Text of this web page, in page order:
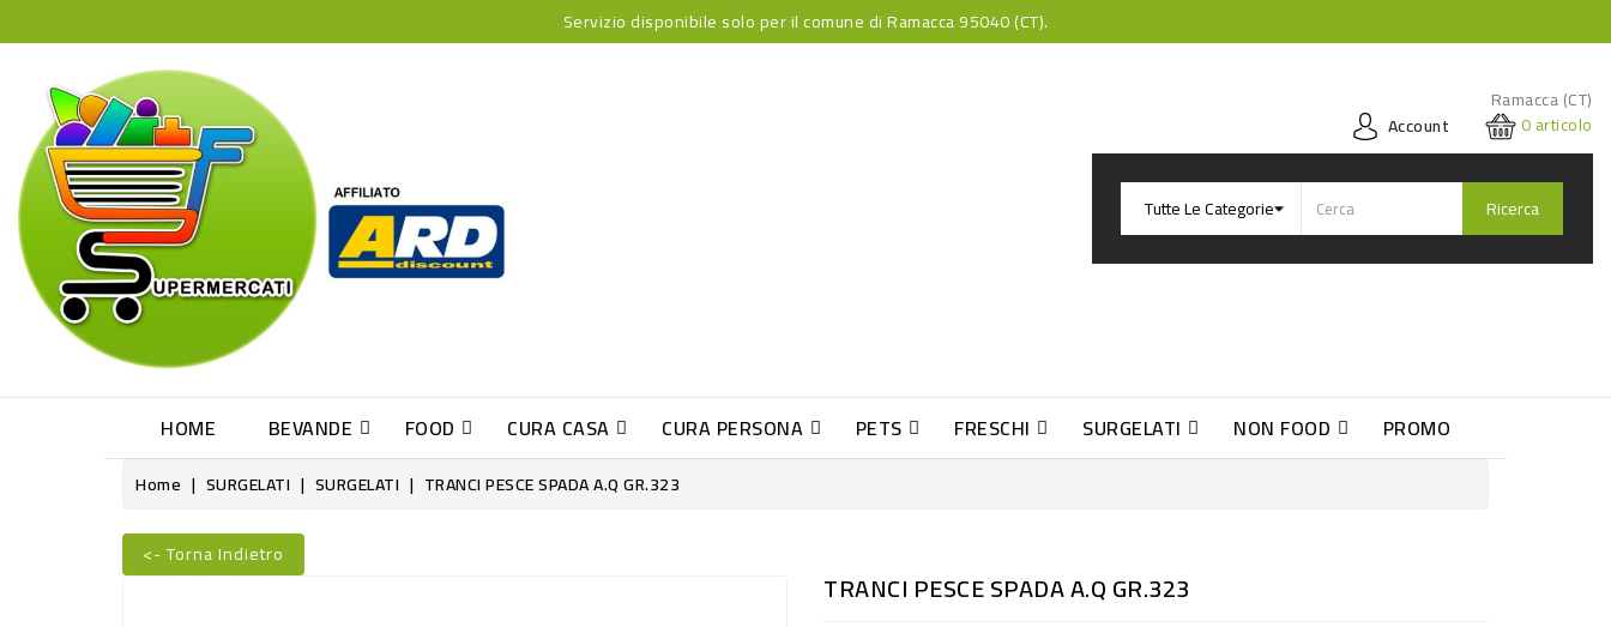
Servizio disponibile solo per il comune di Ramacca 95040 (CT).
Ramacca (CT)
Account
0articolo
Ricerca
HOME BEVANDE FOOD CURA CASA CURA PERSONA PETS FRESCHI SURGELATI NON FOOD PROMO
Home SURGELATI SURGELATI TRANCI PESCE SPADA A.Q GR.323
<- Torna Indietro
TRANCI PESCE SPADA A.Q GR.323